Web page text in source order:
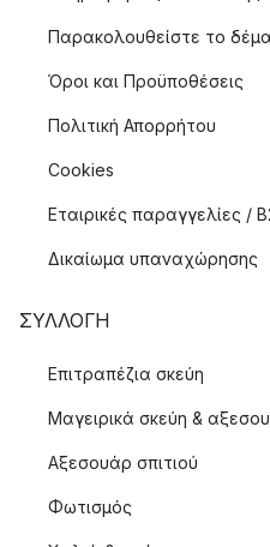
Παρακολουθείστε το
Όροι και Προϋποθέσεις
Πολιτική Απορρήτου
Cookies
Εταιρικές παραγγελίες /
Δικαίωμα υπαναχώρησης
ΣΥΛΛΟΓΉ
Επιτραπέζια σκεύη
Μαγειρικά σκεύη &
Αξεσουάρ σπιτιού
Φωτισμός